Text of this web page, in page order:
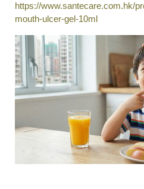
https://www.santecare.com.hk/
mouth-ulcer-gel-10ml